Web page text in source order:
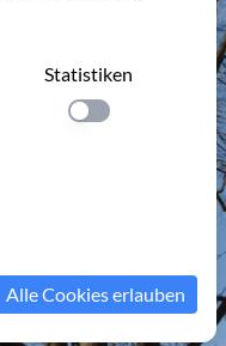
Statistiken
Einstellung
Alle Cookies erlauben